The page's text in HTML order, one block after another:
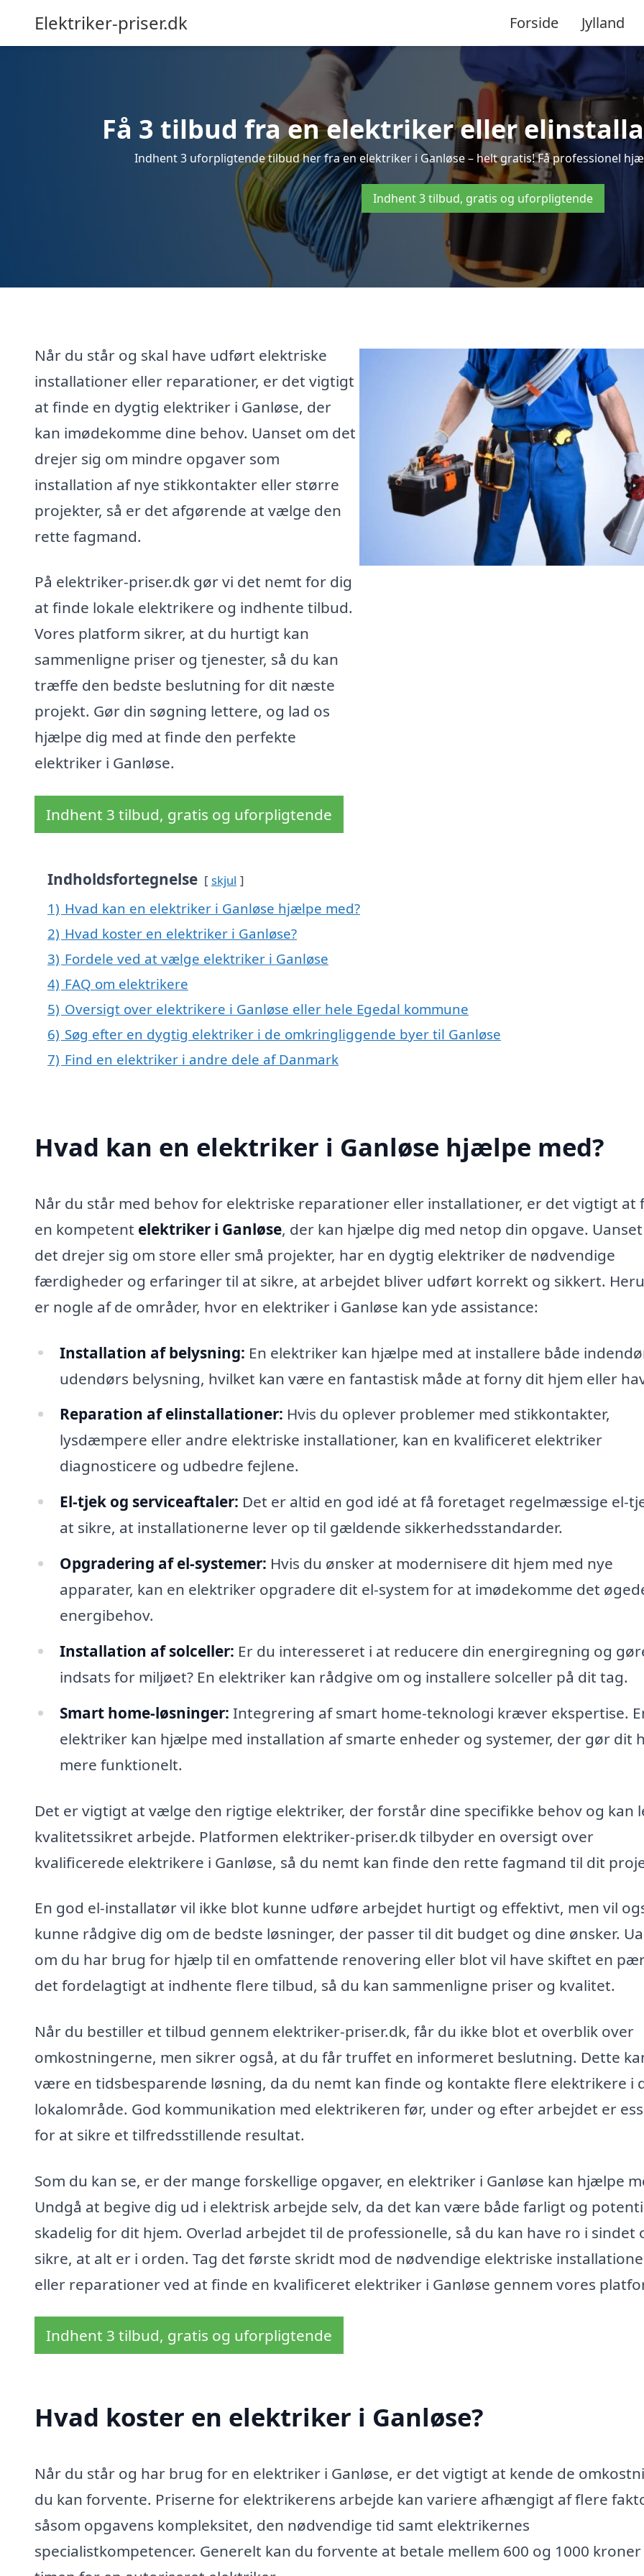
Elektriker-priser.dk Forside Jylland
Få 3 tilbud fra en elektriker eller
Indhent 3 uforpligtende tilbud her fra en elektriker i Ganløse – helt gratis! Få professionel
Indhent 3 tilbud, gratis og uforpligtende
Når du står og skal have udført elektriske
installationer eller reparationer, er det vigtigt
at finde en dygtig elektriker i Ganløse, der
kan imødekomme dine behov. Uanset om det
drejer sig om mindre opgaver som
installation af nye stikkontakter eller større
projekter, så er det afgørende at vælge den
rette fagmand.
På elektriker-priser.dk gør vi det nemt for dig
at finde lokale elektrikere og indhente tilbud.
Vores platform sikrer, at du hurtigt kan
sammenligne priser og tjenester, så du kan
træffe den bedste beslutning for dit næste
projekt. Gør din søgning lettere, og lad os
hjælpe dig med at finde den perfekte
elektriker i Ganløse.
Indhent 3 tilbud, gratis og uforpligtende
Indholdsfortegnelse skjul
1) Hvad kan en elektriker i Ganløse hjælpe med?
2) Hvad koster en elektriker i Ganløse?
3) Fordele ved at vælge elektriker i Ganløse
4) FAQ om elektrikere
5) Oversigt over elektrikere i Ganløse eller hele Egedal kommune
6) Søg efter en dygtig elektriker i de omkringliggende byer til Ganløse
7) Find en elektriker i andre dele af Danmark
Hvad kan en elektriker i Ganløse hjælpe med?
Når du står med behov for elektriske reparationer eller installationer, er det vigtigt at
en kompetent elektriker i Ganløse, der kan hjælpe dig med netop din opgave.
det drejer sig om store eller små projekter, har en dygtig elektriker de nødvendige
færdigheder og erfaringer til at sikre, at arbejdet bliver udført korrekt og sikkert.
er nogle af de områder, hvor en elektriker i Ganløse kan yde assistance:
Installation af belysning: En elektriker kan hjælpe med at installere både
udendørs belysning, hvilket kan være en fantastisk måde at forny dit hjem eller
Reparation af elinstallationer: Hvis du oplever problemer med stikkontakter,
lysdæmpere eller andre elektriske installationer, kan en kvalificeret elektriker
diagnosticere og udbedre fejlene.
El-tjek og serviceaftaler: Det er altid en god idé at få foretaget regelmæssige el-
at sikre, at installationerne lever op til gældende sikkerhedsstandarder.
Opgradering af el-systemer: Hvis du ønsker at modernisere dit hjem med nye
apparater, kan en elektriker opgradere dit el-system for at imødekomme det
energibehov.
Installation af solceller: Er du interesseret i at reducere din energiregning og
indsats for miljøet? En elektriker kan rådgive om og installere solceller på dit tag.
Smart home-løsninger: Integrering af smart home-teknologi kræver ekspertise.
elektriker kan hjælpe med installation af smarte enheder og systemer, der gør dit
mere funktionelt.
Det er vigtigt at vælge den rigtige elektriker, der forstår dine specifikke behov og kan
kvalitetssikret arbejde. Platformen elektriker-priser.dk tilbyder en oversigt over
kvalificerede elektrikere i Ganløse, så du nemt kan finde den rette fagmand til dit
En god el-installatør vil ikke blot kunne udføre arbejdet hurtigt og effektivt, men vil
kunne rådgive dig om de bedste løsninger, der passer til dit budget og dine ønsker.
om du har brug for hjælp til en omfattende renovering eller blot vil have skiftet en
det fordelagtigt at indhente flere tilbud, så du kan sammenligne priser og kvalitet.
Når du bestiller et tilbud gennem elektriker-priser.dk, får du ikke blot et overblik over
omkostningerne, men sikrer også, at du får truffet en informeret beslutning. Dette
være en tidsbesparende løsning, da du nemt kan finde og kontakte flere elektrikere i
lokalområde. God kommunikation med elektrikeren før, under og efter arbejdet er
for at sikre et tilfredsstillende resultat.
Som du kan se, er der mange forskellige opgaver, en elektriker i Ganløse kan hjælpe
Undgå at begive dig ud i elektrisk arbejde selv, da det kan være både farligt og
skadelig for dit hjem. Overlad arbejdet til de professionelle, så du kan have ro i sindet
sikre, at alt er i orden. Tag det første skridt mod de nødvendige elektriske
eller reparationer ved at finde en kvalificeret elektriker i Ganløse gennem vores
Indhent 3 tilbud, gratis og uforpligtende
Hvad koster en elektriker i Ganløse?
Når du står og har brug for en elektriker i Ganløse, er det vigtigt at kende de
du kan forvente. Priserne for elektrikerens arbejde kan variere afhængigt af flere
såsom opgavens kompleksitet, den nødvendige tid samt elektrikernes
specialistkompetencer. Generelt kan du forvente at betale mellem 600 og 1000 kroner